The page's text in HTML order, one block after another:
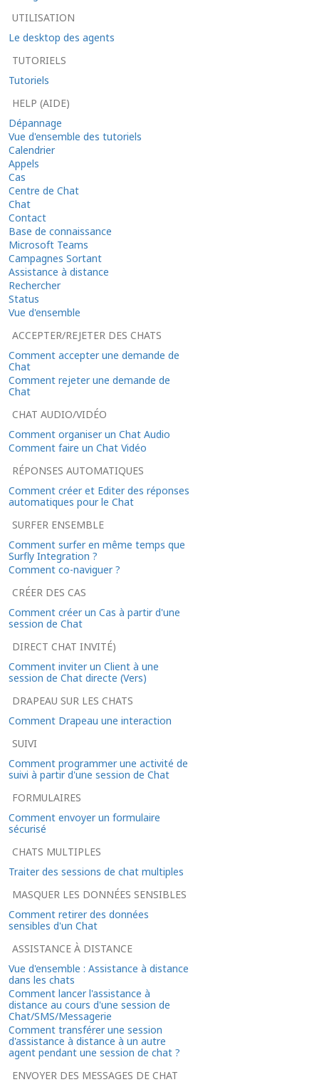
UTILISATION
Le desktop des agents
TUTORIELS
Tutoriels
HELP (AIDE)
Dépannage
Vue d'ensemble des tutoriels
Calendrier
Appels
Cas
Centre de Chat
Chat
Contact
Base de connaissance
Microsoft Teams
Campagnes Sortant
Assistance à distance
Rechercher
Status
Vue d'ensemble
ACCEPTER/REJETER DES CHATS
Comment accepter une demande de
Chat
Comment rejeter une demande de
Chat
CHAT AUDIO/VIDÉO
Comment organiser un Chat Audio
Comment faire un Chat Vidéo
RÉPONSES AUTOMATIQUES
Comment créer et Editer des réponses
automatiques pour le Chat
SURFER ENSEMBLE
Comment surfer en même temps que
Surfly Integration ?
Comment co-naviguer ?
CRÉER DES CAS
Comment créer un Cas à partir d'une
session de Chat
DIRECT CHAT INVITÉ)
Comment inviter un Client à une
session de Chat directe (Vers)
DRAPEAU SUR LES CHATS
Comment Drapeau une interaction
SUIVI
Comment programmer une activité de
suivi à partir d'une session de Chat
FORMULAIRES
Comment envoyer un formulaire
sécurisé
CHATS MULTIPLES
Traiter des sessions de chat multiples
MASQUER LES DONNÉES SENSIBLES
Comment retirer des données
sensibles d'un Chat
ASSISTANCE À DISTANCE
Vue d'ensemble : Assistance à distance
dans les chats
Comment lancer l'assistance à
distance au cours d'une session de
Chat/SMS/Messagerie
Comment transférer une session
d'assistance à distance à un autre
agent pendant une session de chat ?
ENVOYER DES MESSAGES DE CHAT